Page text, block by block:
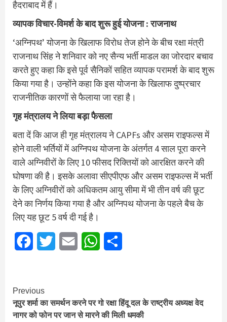
हैदराबाद में हैं।
व्यापक विचार-विमर्श के बाद शुरू हुई योजना : राजनाथ
‘अग्निपथ’ योजना के खिलाफ विरोध तेज होने के बीच रक्षा मंत्री
राजनाथ सिंह ने शनिवार को नए सैन्य भर्ती माडल का जोरदार बचाव
करते हुए कहा कि इसे पूर्व सैनिकों सहित व्यापक परामर्श के बाद शुरू
किया गया है। उन्होंने कहा कि इस योजना के खिलाफ दुष्प्रचार
राजनीतिक कारणों से फैलाया जा रहा है।
गृह मंत्रालय ने लिया बड़ा फैसला
बता दें कि आज ही गृह मंत्रालय ने CAPFs और असम राइफल्स में
होने वाली भर्तियों में अग्निपथ योजना के अंतर्गत 4 साल पूरा करने
वाले अग्निवीरों के लिए 10 फीसद रिक्तियों को आरक्षित करने की
घोषणा की है। इसके अलावा सीएपीएफ और असम राइफल्स में भर्ती
के लिए अग्निवीरों को अधिकतम आयु सीमा में भी तीन वर्ष की छूट
देने का निर्णय किया गया है और अग्निपथ योजना के पहले बैच के
लिए यह छूट 5 वर्ष दी गई है।
FacebookTwitter Email WhatsApp
Continue
Reading
Previous
नूपुर शर्मा का समर्थन करने पर गो रक्षा हिंदू दल के राष्ट्रीय अध्यक्ष वेद
नागर को फोन पर जान से मारने की मिली धमकी